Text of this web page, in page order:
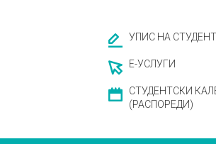
УПИС НА
Е-УСЛУГИ
СТУДЕНТСКИ
(РАСПОРЕДИ)